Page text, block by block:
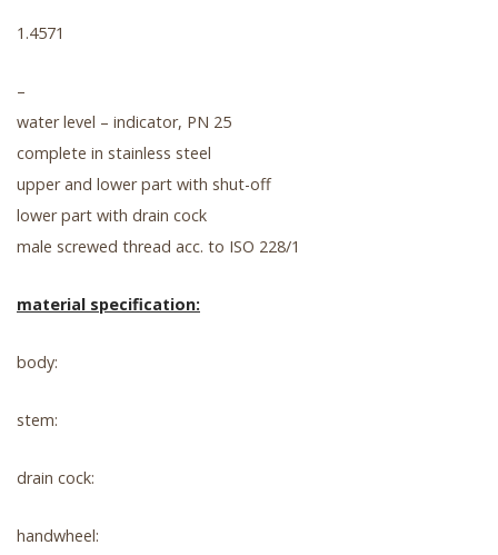
1.4571
–
water level – indicator, PN 25
complete in stainless steel
upper and lower part with shut-off
lower part with drain cock
male screwed thread acc. to ISO 228/1
material specification:
body:
stem:
drain cock:
handwheel: